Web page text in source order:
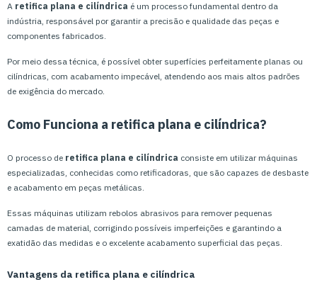
A retifica plana e cilíndrica é um processo fundamental dentro da
indústria, responsável por garantir a precisão e qualidade das peças e
componentes fabricados.
Por meio dessa técnica, é possível obter superfícies perfeitamente planas ou
cilíndricas, com acabamento impecável, atendendo aos mais altos padrões
de exigência do mercado.
Como Funciona a retifica plana e cilíndrica?
O processo de retifica plana e cilíndrica consiste em utilizar máquinas
especializadas, conhecidas como retificadoras, que são capazes de desbaste
e acabamento em peças metálicas.
Essas máquinas utilizam rebolos abrasivos para remover pequenas
camadas de material, corrigindo possíveis imperfeições e garantindo a
exatidão das medidas e o excelente acabamento superficial das peças.
Vantagens da retifica plana e cilíndrica